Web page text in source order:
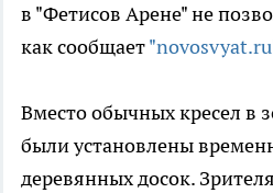
в "Фетисов Арене" не
как сообщает
Вместо обычных кресел в
были установлены
деревянных досок.